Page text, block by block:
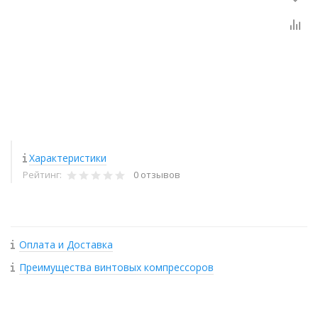
Характеристики
Рейтинг: 0 отзывов
Оплата и Доставка
Преимущества винтовых компрессоров